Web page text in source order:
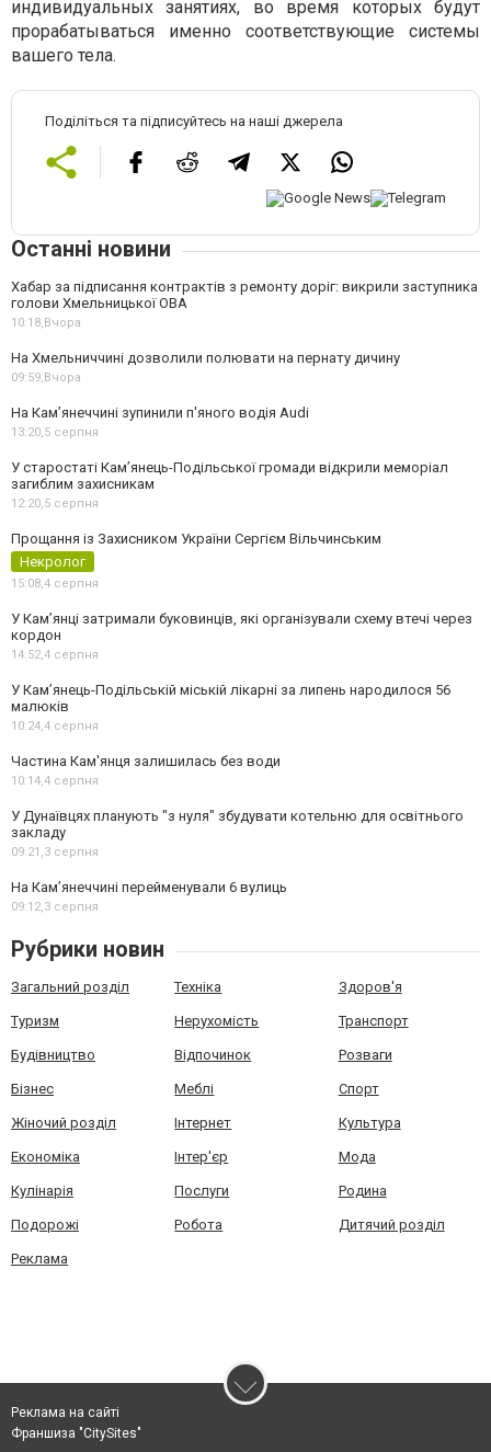
индивидуальных занятиях, во время которых будут
прорабатываться именно соответствующие системы
вашего тела.
Поділіться та підписуйтесь на наші джерела
Останні новини
Хабар за підписання контрактів з ремонту доріг: викрили заступника
голови Хмельницької ОВА
10:18, Вчора
На Хмельниччині дозволили полювати на пернату дичину
09:59, Вчора
На Камʼянеччині зупинили п'яного водія Audi
13:20,5 серпня
У старостаті Кам’янець-Подільської громади відкрили меморіал
загиблим захисникам
12:20,5 серпня
Прощання із Захисником України Сергієм Вільчинським
Некролог
15:08,4 серпня
У Кам’янці затримали буковинців, які організували схему втечі через
кордон
14:52,4 серпня
У Кам’янець-Подільській міській лікарні за липень народилося 56
малюків
10:24,4 серпня
Частина Кам'янця залишилась без води
10:14,4 серпня
У Дунаївцях планують "з нуля" збудувати котельню для освітнього
закладу
09:21,3 серпня
На Камʼянеччині перейменували 6 вулиць
09:12,3 серпня
Рубрики новин
Загальний розділ Техніка Здоров'я
Туризм Нерухомість Транспорт
Будівництво Відпочинок Розваги
Бізнес Меблі Спорт
Жіночий розділ Інтернет Культура
Економіка Інтер'єр Мода
Кулінарія Послуги Родина
Подорожі Робота Дитячий розділ
Реклама
Реклама на сайті
Франшиза "CitySites"